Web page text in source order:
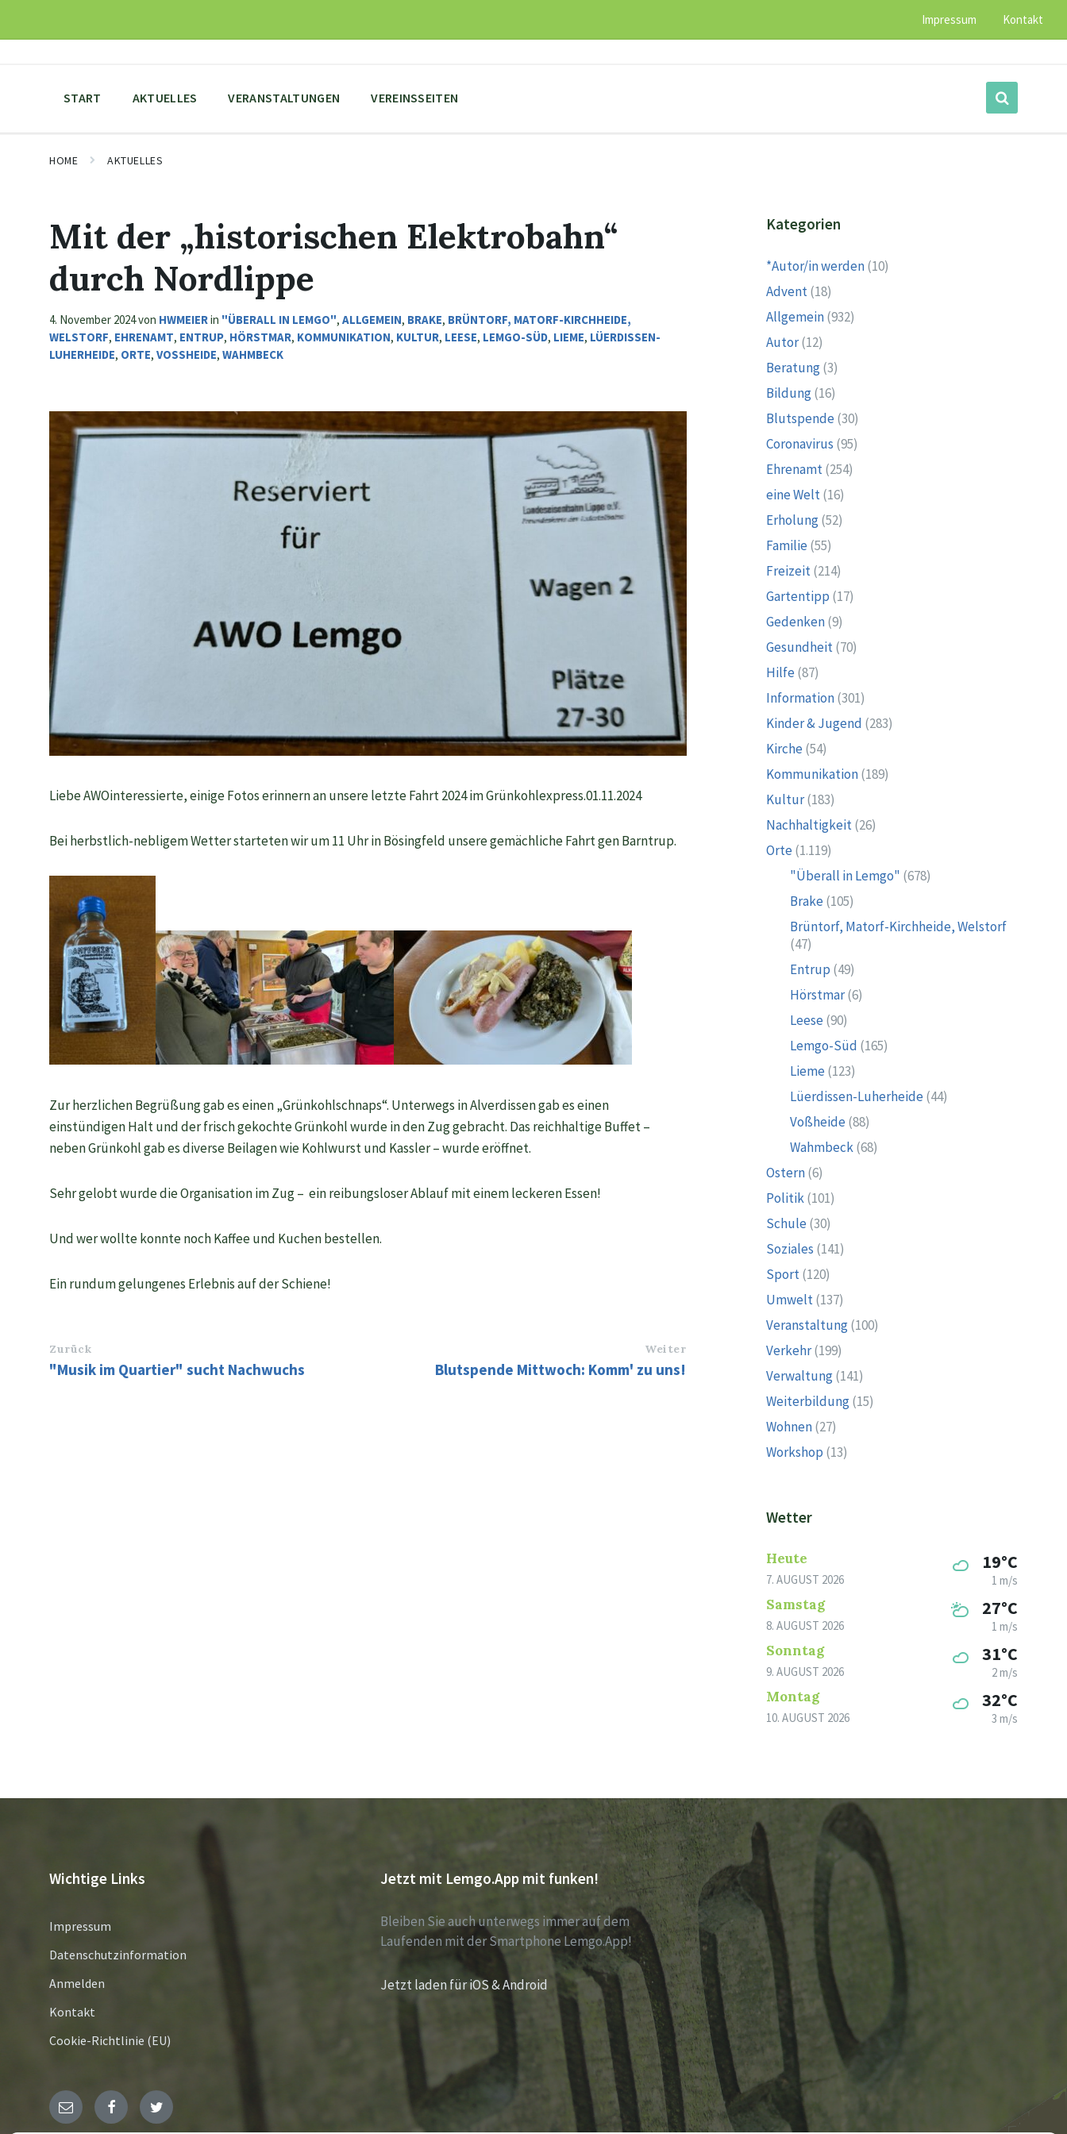
content
main
footer
Impressum Kontakt
START AKTUELLES VERANSTALTUNGEN VEREINSSEITEN
HOME AKTUELLES
Mit der „historischen Elektrobahn“
durch Nordlippe
4. November 2024von HWMEIERin "ÜBERALL IN LEMGO", ALLGEMEIN, BRAKE, BRÜNTORF, MATORF-KIRCHHEIDE,
WELSTORF, EHRENAMT, ENTRUP, HÖRSTMAR, KOMMUNIKATION, KULTUR, LEESE, LEMGO-SÜD, LIEME, LÜERDISSEN-
LUHERHEIDE, ORTE, VOSSHEIDE , WAHMBECK
Liebe AWOinteressierte, einige Fotos erinnern an unsere letzte Fahrt 2024 im Grünkohlexpress.01.11.2024
Bei herbstlich-nebligem Wetter starteten wir um 11 Uhr in Bösingfeld unsere gemächliche Fahrt gen Barntrup.
Zur herzlichen Begrüßung gab es einen „Grünkohlschnaps“. Unterwegs in Alverdissen gab es einen
einstündigen Halt und der frisch gekochte Grünkohl wurde in den Zug gebracht. Das reichhaltige Buffet –
neben Grünkohl gab es diverse Beilagen wie Kohlwurst und Kassler – wurde eröffnet.
Sehr gelobt wurde die Organisation im Zug – ein reibungsloser Ablauf mit einem leckeren Essen!
Und wer wollte konnte noch Kaffee und Kuchen bestellen.
Ein rundum gelungenes Erlebnis auf der Schiene!
Zurück
"Musik im Quartier" sucht Nachwuchs
Weiter
Blutspende Mittwoch: Komm' zu uns!
Kategorien
*Autor/in werden(10)
Advent(18)
Allgemein(932)
Autor(12)
Beratung(3)
Bildung(16)
Blutspende (30)
Coronavirus (95)
Ehrenamt(254)
eine Welt(16)
Erholung(52)
Familie (55)
Freizeit(214)
Gartentipp (17)
Gedenken(9)
Gesundheit(70)
Hilfe (87)
Information(301)
Kinder & Jugend (283)
Kirche (54)
Kommunikation(189)
Kultur(183)
Nachhaltigkeit(26)
Orte (1.119)
"Überall in Lemgo" (678)
Brake (105)
Brüntorf, Matorf-Kirchheide, Welstorf
(47)
Entrup (49)
Hörstmar(6)
Leese (90)
Lemgo-Süd (165)
Lieme (123)
Lüerdissen-Luherheide (44)
Voßheide (88)
Wahmbeck(68)
Ostern(6)
Politik(101)
Schule (30)
Soziales (141)
Sport(120)
Umwelt(137)
Veranstaltung(100)
Verkehr(199)
Verwaltung(141)
Weiterbildung(15)
Wohnen(27)
Workshop (13)
Wetter
Heute
7. AUGUST 2026
19°C
1 m/s
Samstag
8. AUGUST 2026
27°C
1 m/s
Sonntag
9. AUGUST 2026
31°C
2 m/s
Montag
10. AUGUST 2026
32°C
3 m/s
Wichtige Links
Impressum
Datenschutzinformation
Anmelden
Kontakt
Cookie-Richtlinie (EU)
Jetzt mit Lemgo.App mit funken!
Bleiben Sie auch unterwegs immer auf dem
Laufenden mit der Smartphone Lemgo.App!
Jetzt laden für iOS & Android
E- FacebookTwitter